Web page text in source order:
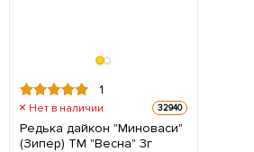
1
Нет в наличии 32940
Редька дайкон "Миноваси"
(Зипер) ТМ "Весна" 3г